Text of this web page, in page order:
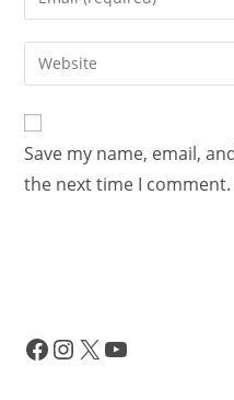
Save my name, email,
the next time I comment.